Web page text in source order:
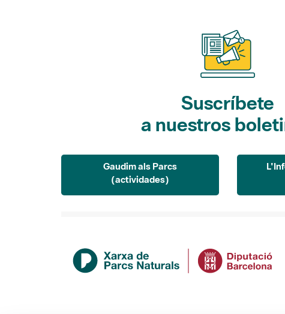
Suscríbete
a nuestros
Gaudim als Parcs
(actividades)